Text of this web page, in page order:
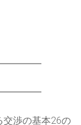
交渉の基本26の